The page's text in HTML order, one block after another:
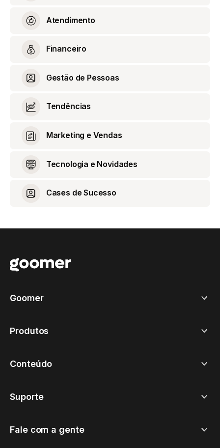
Atendimento
Financeiro
Gestão de Pessoas
Tendências
Marketing e Vendas
Tecnologia e Novidades
Cases de Sucesso
Goomer
Produtos
Conteúdo
Suporte
Fale com a gente